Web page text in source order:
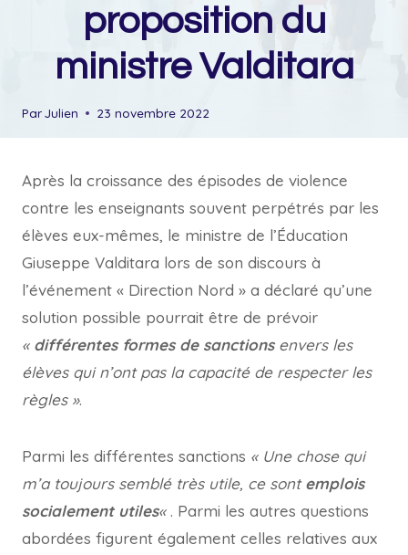
proposition du
ministre Valditara
ParJulien 23 novembre 2022
Après la croissance des épisodes de violence
contre les enseignants souvent perpétrés par les
élèves eux-mêmes, le ministre de l’Éducation
Giuseppe Valditara lors de son discours à
l’événement « Direction Nord » a déclaré qu’une
solution possible pourrait être de prévoir
« différentes formes de sanctionsenvers les
élèves qui n’ont pas la capacité de respecter les
règles ».
Parmi les différentes sanctions « Une chose qui
m’a toujours semblé très utile, ce sontemplois
socialement utiles« . Parmi les autres questions
abordées figurent également celles relatives aux